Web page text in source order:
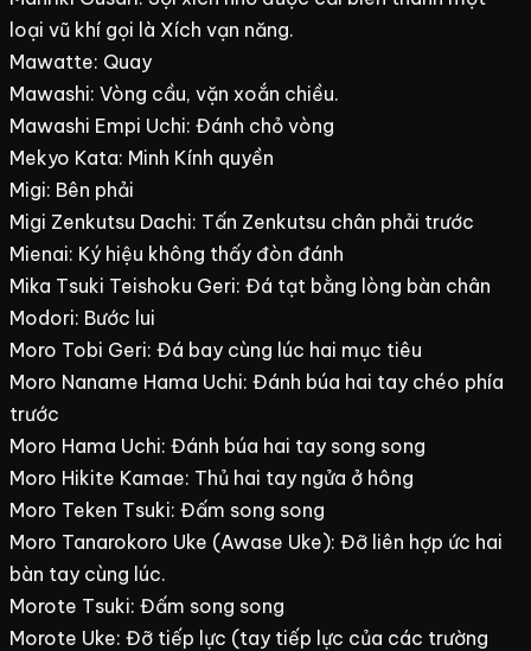
loại vũ khí gọi là Xích vạn năng.
Mawatte: Quay
Mawashi: Vòng cầu, vặn xoắn chiều.
Mawashi Empi Uchi: Đánh chỏ vòng
Mekyo Kata: Minh Kính quyền
Migi: Bên phải
Migi Zenkutsu Dachi: Tấn Zenkutsu chân phải trước
Mienai: Ký hiệu không thấy đòn đánh
Mika Tsuki Teishoku Geri: Đá tạt bằng lòng bàn chân
Modori: Bước lui
Moro Tobi Geri: Đá bay cùng lúc hai mục tiêu
Moro Naname Hama Uchi: Đánh búa hai tay chéo phía
trước
Moro Hama Uchi: Đánh búa hai tay song song
Moro Hikite Kamae: Thủ hai tay ngửa ở hông
Moro Teken Tsuki: Đấm song song
Moro Tanarokoro Uke (Awase Uke): Đỡ liên hợp ức hai
bàn tay cùng lúc.
Morote Tsuki: Đấm song song
Morote Uke: Đỡ tiếp lực (tay tiếp lực của các trường